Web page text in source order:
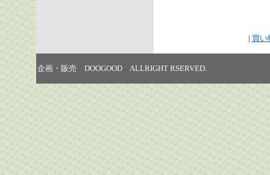
| 買い
企画・販売 DOOGOOD ALLRIGHT RSERVED.